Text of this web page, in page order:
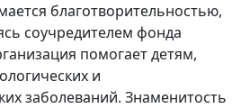
благотворительностью,
соучредителем фонда
помогает детям,
и
заболеваний. Знаменитость